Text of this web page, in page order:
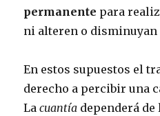
permanente para
ni alteren o
En estos supuestos el
derecho a percibir una
Lacuantía dependerá